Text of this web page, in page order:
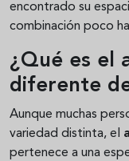
encontrado su
combinación poco
¿Qué es el
diferente
Aunque muchas
variedad distinta, el
pertenece a una